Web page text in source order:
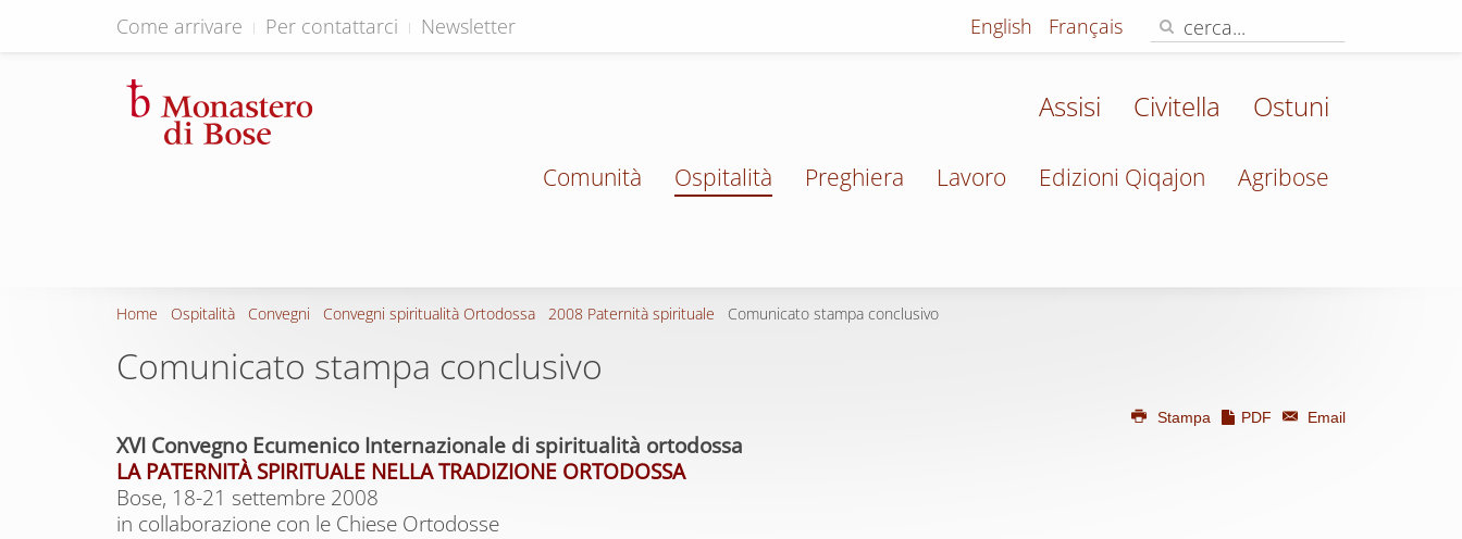
Come arrivare Per contattarci Newsletter English Français
Assisi Civitella Ostuni
Comunità Ospitalità Preghiera Lavoro Edizioni Qiqajon Agribose
Home Ospitalità Convegni Convegni spiritualità Ortodossa 2008 Paternità spirituale Comunicato stampa conclusivo
Comunicato stampa conclusivo
Stampa PDF Email
XVI Convegno Ecumenico Internazionale di spiritualità ortodossa
LA PATERNITÀ SPIRITUALE NELLA TRADIZIONE ORTODOSSA
Bose, 18-21 settembre 2008
in collaborazione con le Chiese Ortodosse